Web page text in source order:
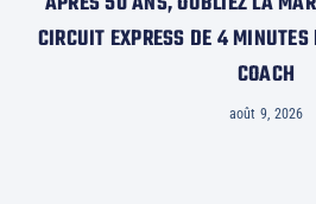
CIRCUIT EXPRESS DE 4
COACH
août 9, 2026